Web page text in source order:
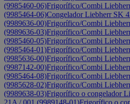
(9985460-06)Frigorífico/Combi
(9985464-06)Congelador Liebherr SK
(9989636-00)Frigorífico/Combi
(9989636-03)Frigorífico/Combi
(9985460-05)Frigorífico/Combi
(9985464-01)Frigorífico/Combi
(9985636-00)Frigorífico/Combi
(9987142-00)Frigorífico/Combi
(9985464-08)Frigorífico/Combi
(9985628-02)Frigorífico/Combi
(9989638-03)Frigorífico o congelador
21A / 001 (9989148-01)Frigorífico o